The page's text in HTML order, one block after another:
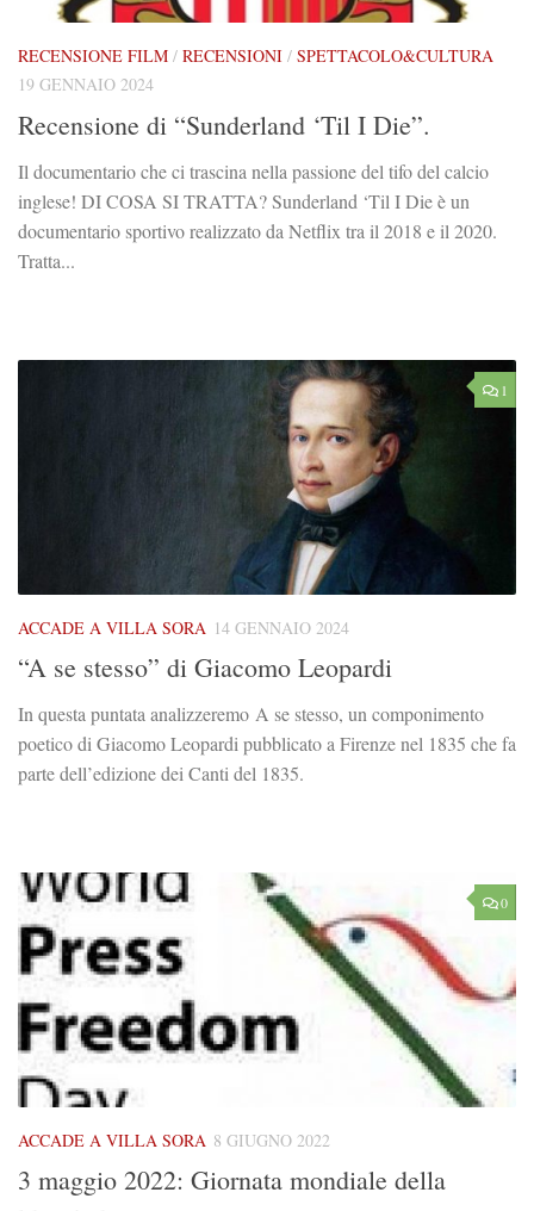
RECENSIONE FILM / RECENSIONI / SPETTACOLO&CULTURA
19 GENNAIO 2024
Recensione di “Sunderland ‘Til I Die”.
Il documentario che ci trascina nella passione del tifo del calcio
inglese! DI COSA SI TRATTA? Sunderland ‘Til I Die è un
documentario sportivo realizzato da Netflix tra il 2018 e il 2020.
Tratta...
1
ACCADE A VILLA SORA 14 GENNAIO 2024
“A se stesso” di Giacomo Leopardi
In questa puntata analizzeremo A se stesso, un componimento
poetico di Giacomo Leopardi pubblicato a Firenze nel 1835 che fa
parte dell’edizione dei Canti del 1835.
0
ACCADE A VILLA SORA 8 GIUGNO 2022
3 maggio 2022: Giornata mondiale della